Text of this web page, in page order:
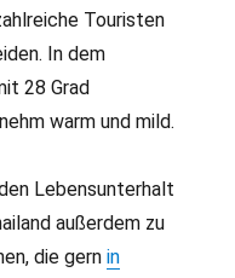
Touristen
In dem
28 Grad
warm und mild.
Lebensunterhalt
außerdem zu
die gernin